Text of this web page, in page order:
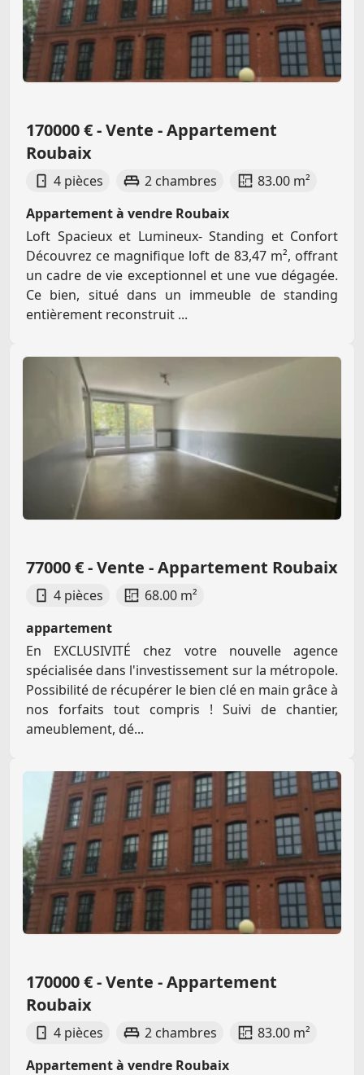
170000 € - Vente - Appartement
Roubaix
4 pièces 2 chambres
83.00 m²
Appartement à vendre Roubaix
Loft Spacieux et Lumineux- Standing et Confort
Découvrez ce magnifique loft de 83,47 m², offrant
un cadre de vie exceptionnel et une vue dégagée.
Ce bien, situé dans un immeuble de standing
entièrement reconstruit ...
77000 € - Vente - Appartement Roubaix
4 pièces
68.00 m²
appartement
En EXCLUSIVITÉ chez votre nouvelle agence
spécialisée dans l'investissement sur la métropole.
Possibilité de récupérer le bien clé en main grâce à
nos forfaits tout compris ! Suivi de chantier,
ameublement, dé...
170000 € - Vente - Appartement
Roubaix
4 pièces 2 chambres
83.00 m²
Appartement à vendre Roubaix